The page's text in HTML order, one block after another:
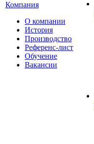
Компания
О компании
История
Производство
Референс-лист
Обучение
Вакансии